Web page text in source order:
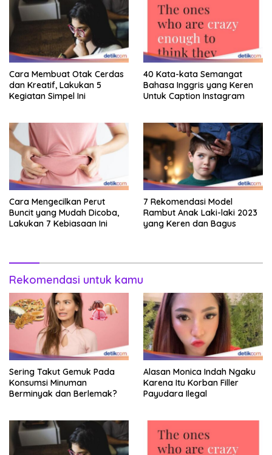
Cara Membuat Otak Cerdas
dan Kreatif, Lakukan 5
Kegiatan Simpel Ini
40 Kata-kata Semangat
Bahasa Inggris yang Keren
Untuk Caption Instagram
Cara Mengecilkan Perut
Buncit yang Mudah Dicoba,
Lakukan 7 Kebiasaan Ini
7 Rekomendasi Model
Rambut Anak Laki-laki 2023
yang Keren dan Bagus
Rekomendasi untuk kamu
Sering Takut Gemuk Pada
Konsumsi Minuman
Berminyak dan Berlemak?
Alasan Monica Indah Ngaku
Karena Itu Korban Filler
Payudara Ilegal